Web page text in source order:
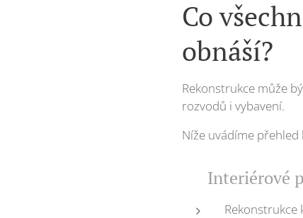
Co
obnáší?
Rekonstrukce může
rozvodů i vybavení.
Níže uvádíme
✅ Interiérové
Rekonstrukce